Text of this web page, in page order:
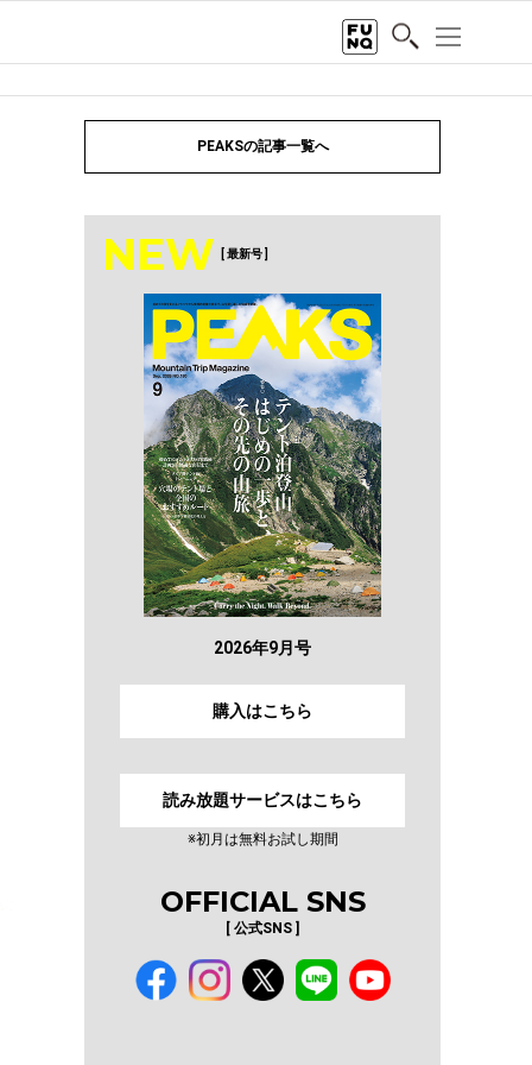
PEAKSの記事一覧へ
NEW [ 最新号 ]
2026年9月号
購入はこちら
読み放題サービスはこちら
※初月は無料お試し期間
OFFICIAL SNS
[ 公式SNS ]